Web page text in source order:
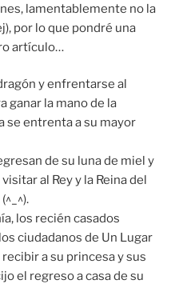
lamentablemente no la
por lo que pondré una
artículo…
y enfrentarse al
ganar la mano de la
se entrenta a su mayor
de su luna de miel y
al Rey y la Reina del
los recién casados
ciudadanos de Un Lugar
a su princesa y sus
el regreso a casa de su